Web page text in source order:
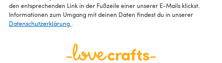
den entsprechenden Link in der Fußzeile einer unserer E-Mails klickst.
Informationen zum Umgang mit deinen Daten findest du in unserer
Datenschutzerklärung